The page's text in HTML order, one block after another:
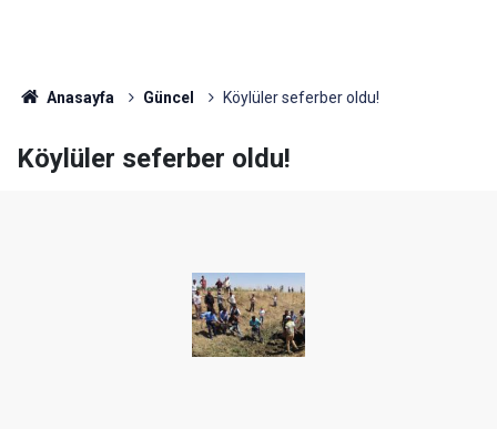
Anasayfa Güncel Köylüler seferber oldu!
Köylüler seferber oldu!